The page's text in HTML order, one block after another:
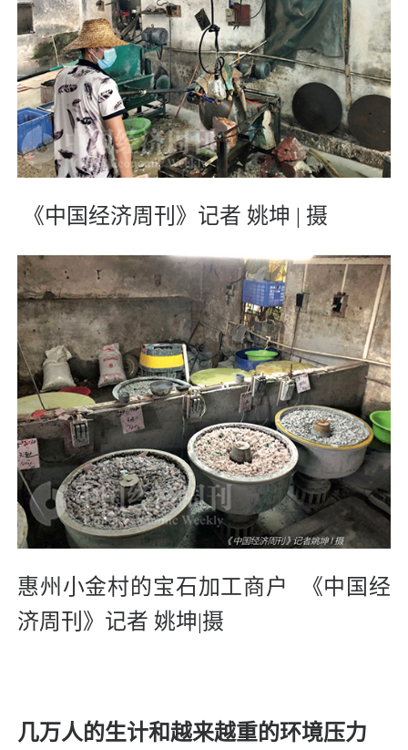
《中国经济周刊》记者 姚坤 | 摄
惠州小金村的宝石加工商户 《中国经
济周刊》记者 姚坤|摄
几万人的生计和越来越重的环境压力